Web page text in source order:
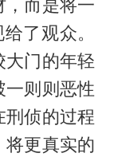
，而是将一
了观众。
大门的年轻
一则则恶性
刑侦的过程
更真实的